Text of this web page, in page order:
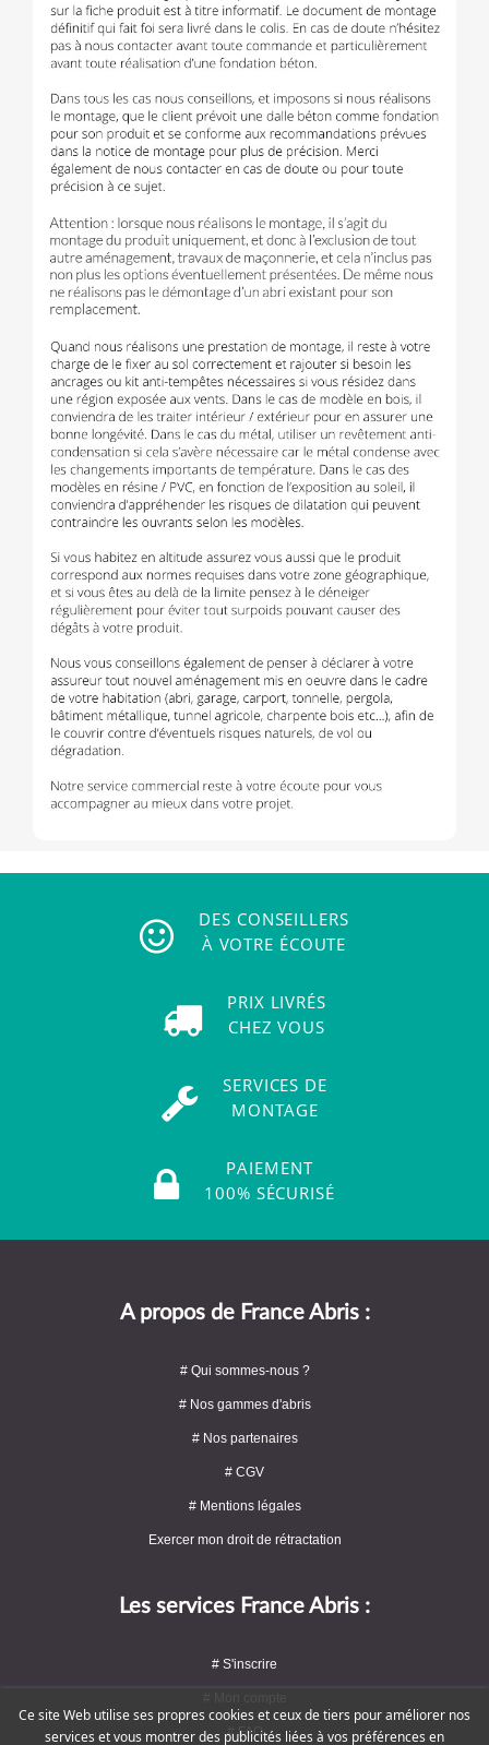
DES CONSEILLERS
À VOTRE ÉCOUTE
PRIX LIVRÉS
CHEZ VOUS
SERVICES DE
MONTAGE
PAIEMENT
100% SÉCURISÉ
A propos de France Abris :
# Qui sommes-nous ?
# Nos gammes d'abris
# Nos partenaires
# CGV
# Mentions légales
Exercer mon droit de rétractation
Les services France Abris :
# S'inscrire
# FAQ
Ce site Web utilise ses propres cookies et ceux de tiers pour améliorer nos
services et vous montrer des publicités liées à vos préférences en